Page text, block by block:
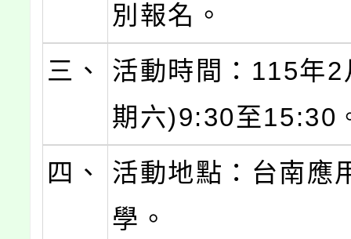
別報名。
三、
活動時間：115年
期六)9:30至15:30
四、
活動地點：台南應
學。